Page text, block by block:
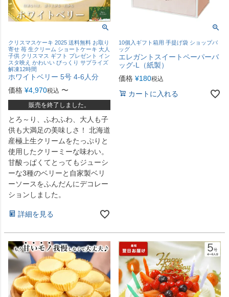
クリスマスケーキ 2025 送料無料 お取り
寄せ 苺 生クリーム ショートケーキ 大人
子供 クリスマス ギフト プレゼント イン
スタ映え かわいい びっくり サプライズ
解凍12時間
ホワイトベリー 5号 4-6人分
価格 ¥4,970税込 〜
販売を終了しました。
とろ～り、ふわふわ、大人も子
供も大満足の美味しさ！ 北海道
産極上生クリームをたっぷりと
使用したクリーミーな味わい。
甘酸っぱくてとってもジューシ
ーな3種のベリーと自家製ベリ
ーソースをふんだんにデコレー
ションしました。
詳細を見る
10個入ギフト箱用 手提げ袋 ショップバ
ッグ
エレガントスイートペーパーバ
ッグ-L（紙製）
価格 ¥180税込
カートに入れる